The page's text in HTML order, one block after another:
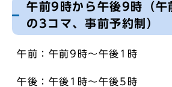
午前9時から午後9時（午
の3コマ、事前予約制）
午前：午前9時～午後1時
午後：午後1時～午後5時